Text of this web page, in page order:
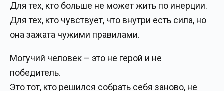
Для тех, кто больше не может жить по инерции.
Для тех, кто чувствует, что внутри есть сила, но
она зажата чужими правилами.
Могучий человек – это не герой и не
победитель.
Это тот, кто решился собрать себя заново, не